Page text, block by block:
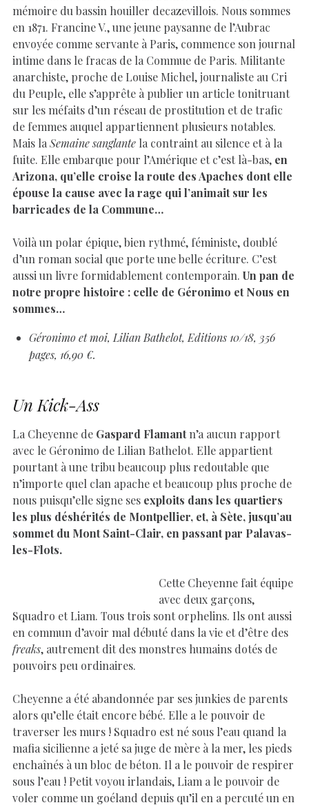
mémoire du bassin houiller decazevillois. Nous sommes
en 1871. Francine V., une jeune paysanne de l’Aubrac
envoyée comme servante à Paris, commence son journal
intime dans le fracas de la Commue de Paris. Militante
anarchiste, proche de Louise Michel, journaliste au Cri
du Peuple, elle s’apprête à publier un article tonitruant
sur les méfaits d’un réseau de prostitution et de trafic
de femmes auquel appartiennent plusieurs notables.
Mais la Semaine sanglante la contraint au silence et à la
fuite. Elle embarque pour l’Amérique et c’est là-bas, en
Arizona, qu’elle croise la route des Apaches dont elle
épouse la cause avec la rage qui l’animait sur les
barricades de la Commune…
Voilà un polar épique, bien rythmé, féministe, doublé
d’un roman social que porte une belle écriture. C’est
aussi un livre formidablement contemporain. Un pan de
notre propre histoire : celle de Géronimo et Nous en
sommes…
Géronimo et moi, Lilian Bathelot, Editions 10/18, 356
pages, 16,90 €.
Un Kick-Ass
La Cheyenne de Gaspard Flamantn’a aucun rapport
avec le Géronimo de Lilian Bathelot. Elle appartient
pourtant à une tribu beaucoup plus redoutable que
n’importe quel clan apache et beaucoup plus proche de
nous puisqu’elle signe ses exploits dans les quartiers
les plus déshérités de Montpellier, et, à Sète, jusqu’au
sommet du Mont Saint-Clair, en passant par Palavas-
les-Flots.
Cette Cheyenne fait équipe
avec deux garçons,
Squadro et Liam. Tous trois sont orphelins. Ils ont aussi
en commun d’avoir mal débuté dans la vie et d’être des
freaks, autrement dit des monstres humains dotés de
pouvoirs peu ordinaires.
Cheyenne a été abandonnée par ses junkies de parents
alors qu’elle était encore bébé. Elle a le pouvoir de
traverser les murs ! Squadro est né sous l’eau quand la
mafia sicilienne a jeté sa juge de mère à la mer, les pieds
enchaînés à un bloc de béton. Il a le pouvoir de respirer
sous l’eau ! Petit voyou irlandais, Liam a le pouvoir de
voler comme un goéland depuis qu’il en a percuté un en